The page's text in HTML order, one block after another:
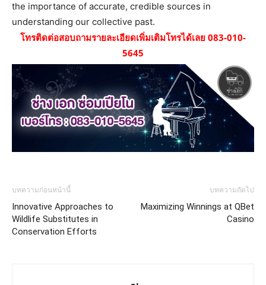
the importance of accurate, credible sources in
understanding our collective past.
โทรติดต่อสอบถามรายละเอียดเพิ่มเติมโทรได้เลย 083-010-
5645
บทความก่อนหน้านี้
Innovative Approaches to
Wildlife Substitutes in
Conservation Efforts
บทความถัดไป
Maximizing Winnings at QBet
Casino